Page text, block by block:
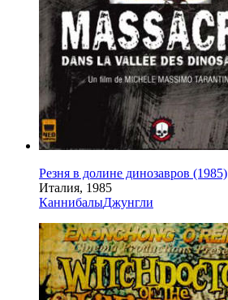
Резня в долине динозавров (1985)
Италия, 1985
КаннибалыДжунгли